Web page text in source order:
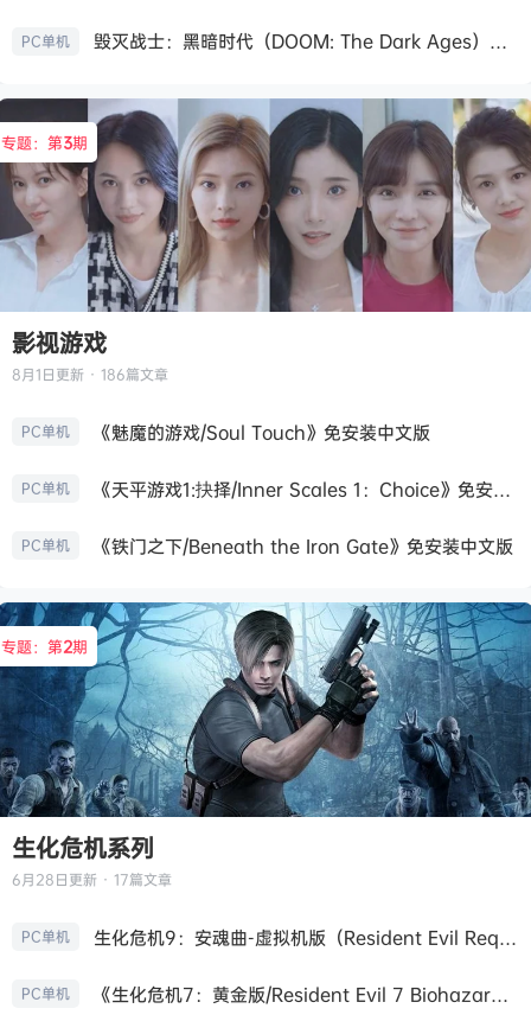
PC单机 毁灭战士：黑暗时代（DOOM: The Dark Ages）免安装中文版
专题：第3期
影视游戏
8月1日更新 · 186篇文章
PC单机 《魅魔的游戏/Soul Touch》免安装中文版
PC单机 《天平游戏1:抉择/Inner Scales 1：Choice》免安装中文版
PC单机 《铁门之下/Beneath the Iron Gate》免安装中文版
专题：第2期
生化危机系列
6月28日更新 · 17篇文章
PC单机 生化危机9：安魂曲-虚拟机版（Resident Evil Requiem HYPERVISOR）免安装中文版
PC单机 《生化危机7：黄金版/Resident Evil 7 Biohazard》免安装中文版